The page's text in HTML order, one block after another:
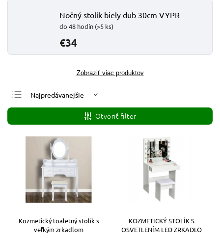
Nočný stolík biely dub 30cm VYPR
do 48 hodín (>5 ks)
€34
Zobraziť viac produktov
Najpredávanejšie
Najlacnejšie
Najdrahšie
Abecedne
Otvoriť filter
Kozmetický toaletný stolík s
veľkým zrkadlom
KOZMETICKÝ STOLÍK S
OSVETLENÍM LED ZRKADLO